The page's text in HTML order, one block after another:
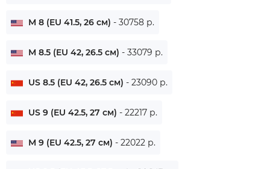
M 8 (EU 41.5, 26 см) - 30758 р.
M 8.5 (EU 42, 26.5 см) - 33079 р.
US 8.5 (EU 42, 26.5 см) - 23090 р.
US 9 (EU 42.5, 27 см) - 22217 р.
M 9 (EU 42.5, 27 см) - 22022 р.